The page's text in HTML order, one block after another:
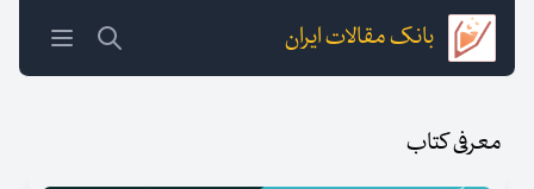
بانک مقالات ایران
معرفی کتاب